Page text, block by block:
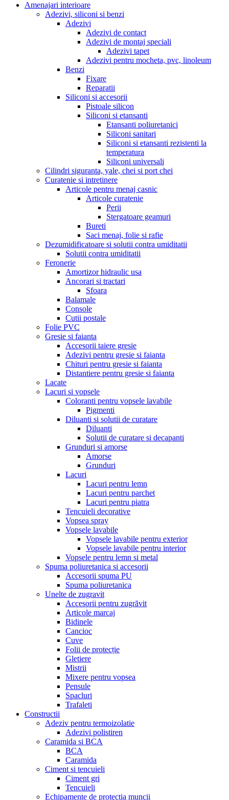
Amenajari interioare
Adezivi, siliconi si benzi
Adezivi
Adezivi de contact
Adezivi de montaj speciali
Adezivi tapet
Adezivi pentru mocheta, pvc, linoleum
Benzi
Fixare
Reparatii
Siliconi si accesorii
Pistoale silicon
Siliconi si etansanti
Etansanti poliuretanici
Siliconi sanitari
Siliconi si etansanti rezistenti la
temperatura
Siliconi universali
Cilindri siguranta, yale, chei si port chei
Curatenie si intretinere
Articole pentru menaj casnic
Articole curatenie
Perii
Stergatoare geamuri
Bureti
Saci menaj, folie si rafie
Dezumidificatoare si solutii contra umiditatii
Solutii contra umiditatii
Feronerie
Amortizor hidraulic usa
Ancorari si tractari
Sfoara
Balamale
Console
Cutii postale
Folie PVC
Gresie si faianta
Accesorii taiere gresie
Adezivi pentru gresie si faianta
Chituri pentru gresie si faianta
Distantiere pentru gresie si faianta
Lacate
Lacuri si vopsele
Coloranti pentru vopsele lavabile
Pigmenti
Diluanti si solutii de curatare
Diluanti
Solutii de curatare si decapanti
Grunduri si amorse
Amorse
Grunduri
Lacuri
Lacuri pentru lemn
Lacuri pentru parchet
Lacuri pentru piatra
Tencuieli decorative
Vopsea spray
Vopsele lavabile
Vopsele lavabile pentru exterior
Vopsele lavabile pentru interior
Vopsele pentru lemn si metal
Spuma poliuretanica si accesorii
Accesorii spuma PU
Spuma poliuretanica
Unelte de zugravit
Accesorii pentru zugrăvit
Articole marcaj
Bidinele
Cancioc
Cuve
Folii de protecție
Gletiere
Mistrii
Mixere pentru vopsea
Pensule
Spacluri
Trafaleti
Constructii
Adeziv pentru termoizolatie
Adezivi polistiren
Caramida si BCA
BCA
Caramida
Ciment si tencuieli
Ciment gri
Tencuieli
Echipamente de protectia muncii